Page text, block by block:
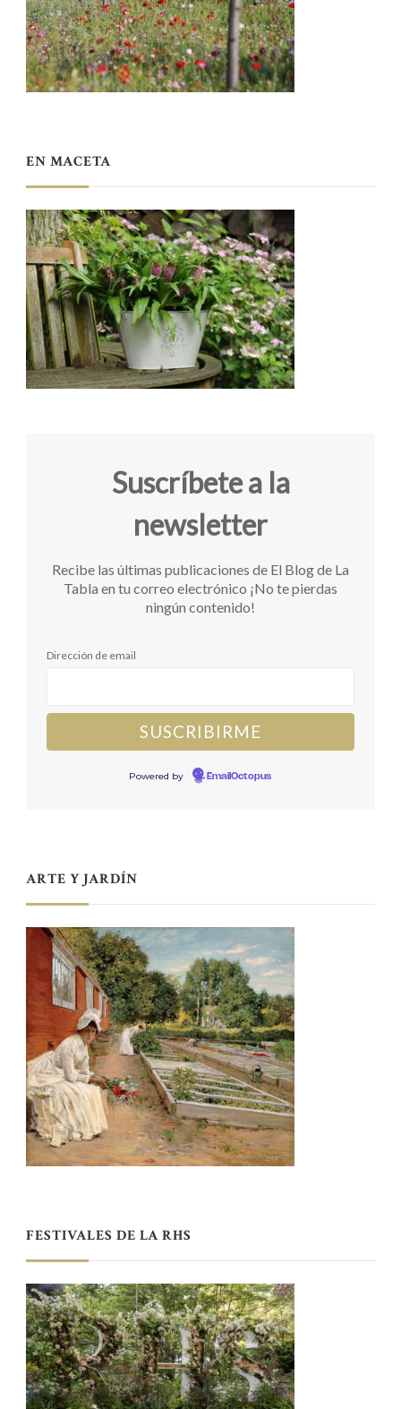
EN MACETA
Suscríbete a la
newsletter
Recibe las últimas publicaciones de El Blog de La
Tabla en tu correo electrónico ¡No te pierdas
ningún contenido!
Dirección de email
Powered by EmailOctopus
ARTE Y JARDÍN
FESTIVALES DE LA RHS